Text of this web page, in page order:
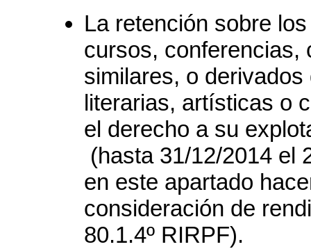
La retención sobre
cursos, conferencias,
similares, o
literarias, artísticas o
el derecho a su
(hasta 31/12/2014 el
en este apartado
consideración de
80.1.4º RIRPF).